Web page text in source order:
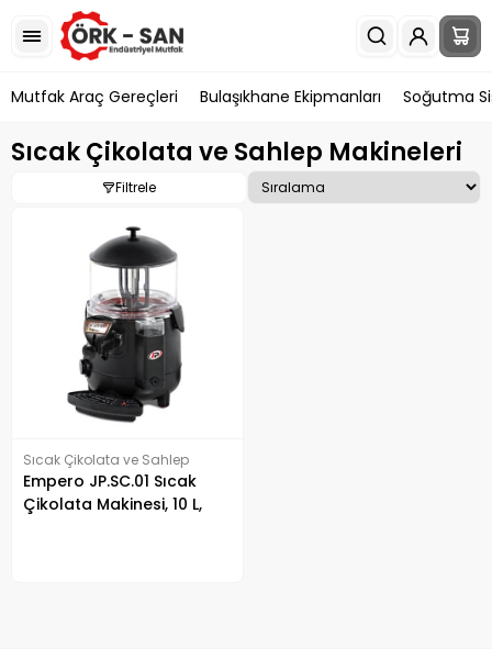
Mutfak Araç Gereçleri Bulaşıkhane Ekipmanları Soğutma
Sıcak Çikolata ve Sahlep Makineleri
Filtrele
Sıcak Çikolata ve Sahlep
Makineleri
Empero JP.SC.01 Sıcak
Çikolata Makinesi, 10 L,